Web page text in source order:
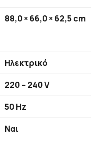
88,0 × 66,0 × 62,5 cm
Ηλεκτρικό
220 – 240 V
50 Hz
Ναι